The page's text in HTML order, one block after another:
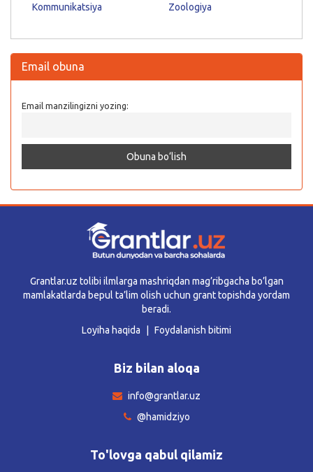
Kommunikatsiya
Zoologiya
Email obuna
Email manzilingizni yozing:
Grantlar.uz tolibi ilmlarga mashriqdan mag’ribgacha bo’lgan
mamlakatlarda bepul ta’lim olish uchun grant topishda yordam
beradi.
Loyiha haqida
Foydalanish bitimi
Biz bilan aloqa
info@grantlar.uz
@hamidziyo
To'lovga qabul qilamiz